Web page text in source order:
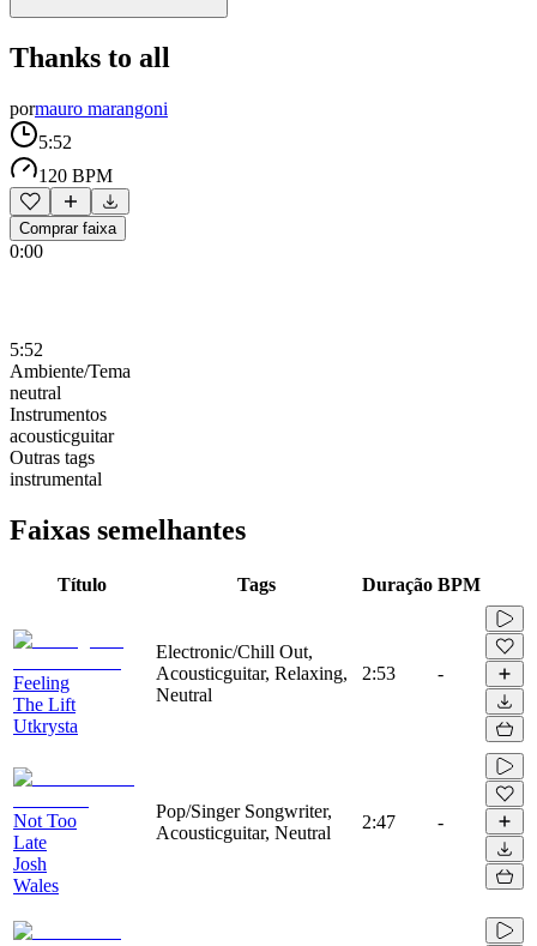
Thanks to all
pormauro marangoni
5:52
120 BPM
Comprar faixa
0:00
5:52
Ambiente/Tema
neutral
Instrumentos
acousticguitar
Outras tags
instrumental
Faixas semelhantes
Título Tags Duração BPM
Feeling
The Lift
Utkrysta
Electronic/Chill Out,
Acousticguitar, Relaxing,
Neutral
2:53 -
Not Too
Late
Josh
Wales
Pop/Singer Songwriter,
Acousticguitar, Neutral
2:47 -